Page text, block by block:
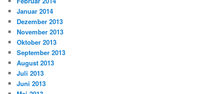
Januar 2014
Dezember 2013
November 2013
Oktober 2013
September 2013
August 2013
Juli 2013
Juni 2013